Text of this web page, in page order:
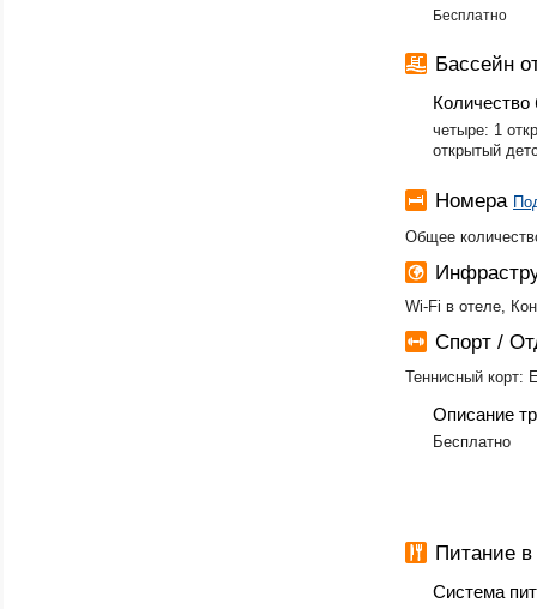
Бесплатно
Бассейн
Количество
четыре: 1
открытый
Номера
Общее
Wi-Fi в отеле,
Спорт /
Теннисный корт:
Описание
Бесплатно
Питание в
Система